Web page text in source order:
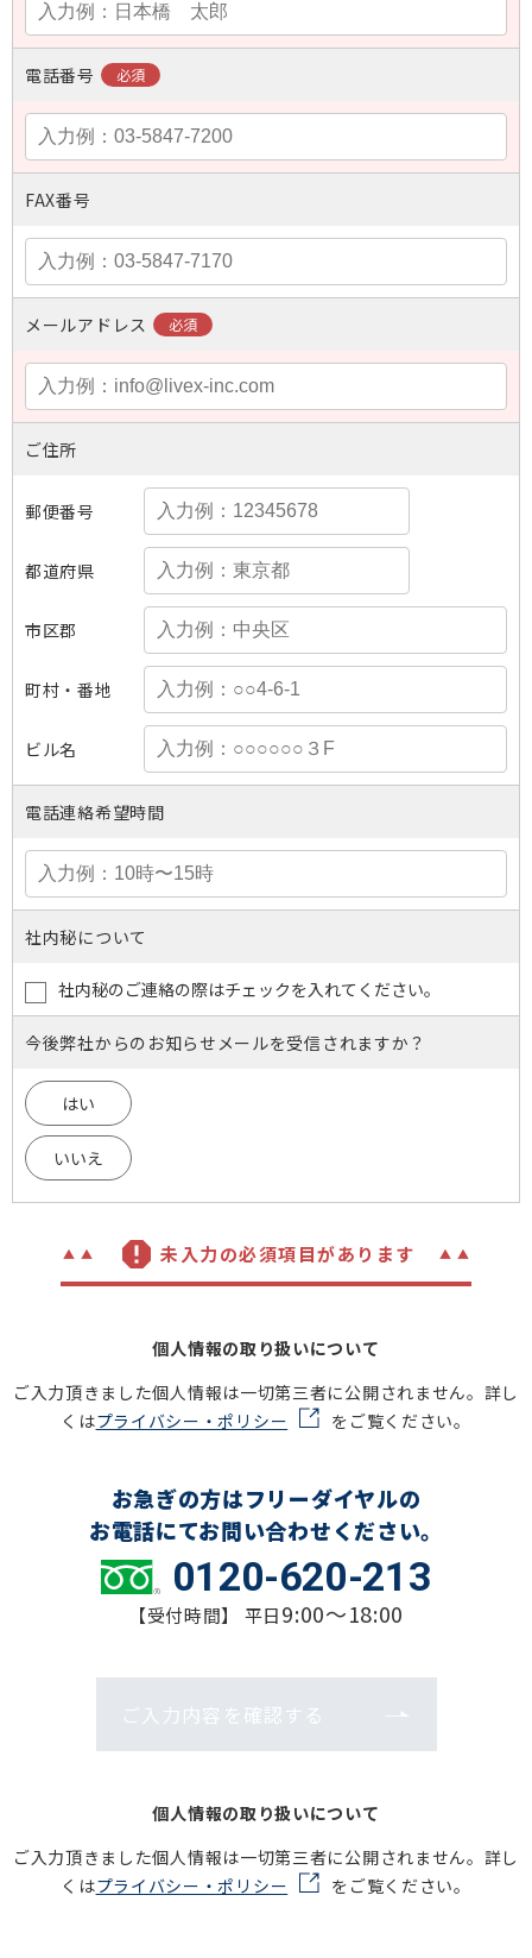
電話番号
FAX番号
メールアドレス
ご住所
郵便番号
都道府県
市区郡
町村・番地
ビル名
電話連絡希望時間
社内秘について
社内秘のご連絡の際はチェックを入れてください。
今後弊社からのお知らせメールを受信されますか？
はい
いいえ
未入力の必須項目があります
個人情報の取り扱いについて
ご入力頂きました個人情報は一切第三者に公開されません。詳し
くはプライバシー・ポリシー をご覧ください。
お急ぎの方はフリーダイヤルの
お電話にてお問い合わせください。
0120-620-213
【受付時間】 平日9:00～18:00
ご入力内容を確認する
個人情報の取り扱いについて
ご入力頂きました個人情報は一切第三者に公開されません。詳し
くはプライバシー・ポリシー をご覧ください。